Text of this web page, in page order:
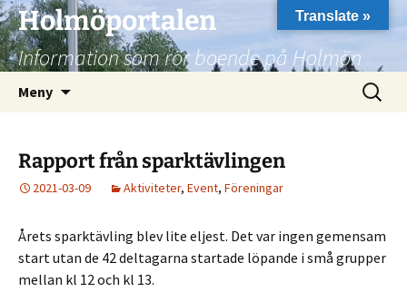
Hoppa
till
innehåll
Holmöportalen
Information som rör boende på Holmön
Meny
Sök
efter:
Rapport från sparktävlingen
2021-03-09 Aktiviteter, Event, Föreningar
Årets sparktävling blev lite eljest. Det var ingen gemensam
start utan de 42 deltagarna startade löpande i små grupper
mellan kl 12 och kl 13.
Translate »